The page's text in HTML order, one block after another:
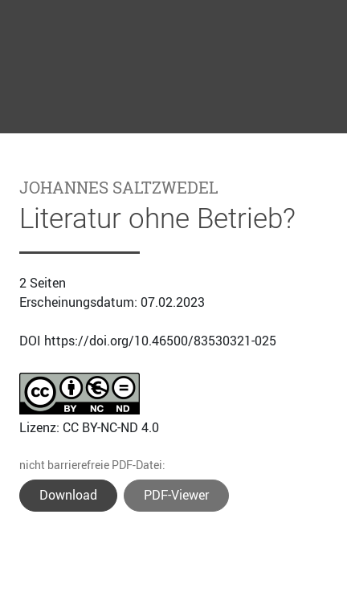
JOHANNES SALTZWEDEL
Literatur ohne Betrieb?
2 Seiten
Erscheinungsdatum: 07.02.2023
DOI https://doi.org/10.46500/83530321-025
Lizenz: CC BY-NC-ND 4.0
nicht barrierefreie PDF-Datei:
Download PDF-Viewer